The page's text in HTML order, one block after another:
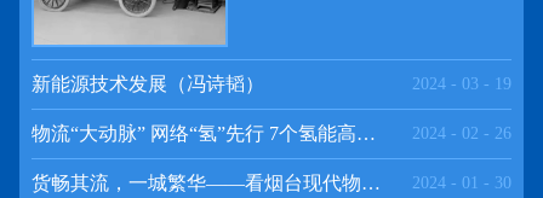
新能源技术发展（冯诗韬） 2024 - 03 - 19
物流“大动脉” 网络“氢”先行 7个氢能高速场景落地京津冀 2024 - 02 - 26
货畅其流，一城繁华——看烟台现代物流发展 2024 - 01 - 30
频道
>>